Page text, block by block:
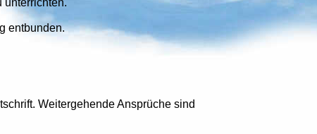
unterrichten.
entbunden.
Weitergehende Ansprüche sind